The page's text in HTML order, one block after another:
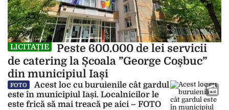
LICITAȚIE
Peste 600.000 de lei servicii
de catering la Școala ”George Coșbuc”
din municipiul Iași
FOTO
Acest loc cu buruienile cât gardul
este în municipiul Iași. Localnicilor le
este frică să mai treacă pe aici – FOTO